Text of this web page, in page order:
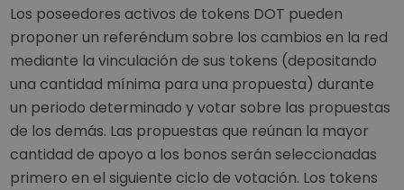
Los poseedores activos de tokens DOT pueden
proponer un referéndum sobre los cambios en la red
mediante la vinculación de sus tokens (depositando
una cantidad mínima para una propuesta) durante
un periodo determinado y votar sobre las propuestas
de los demás. Las propuestas que reúnan la mayor
cantidad de apoyo a los bonos serán seleccionadas
primero en el siguiente ciclo de votación. Los tokens